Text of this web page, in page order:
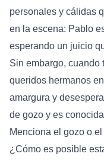
personales y cálidas
en la escena: Pablo
esperando un juicio
Sin embargo, cuando
queridos hermanos
amargura y
de gozo y es
Menciona el gozo o
¿Cómo es posible